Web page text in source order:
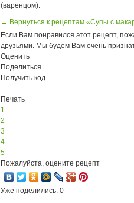
(варенцом).
← Вернуться к рецептам «Супы с
Если Вам понравился этот рецепт,
друзьями. Мы будем Вам очень
Оценить
Поделиться
Получить код
Печать
1
2
3
4
5
Пожалуйста, оцените рецепт
Уже поделились: 0